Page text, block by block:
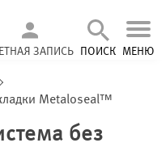
ЗАПИСЬ ПОИСК МЕНЮ
Metaloseal™
без